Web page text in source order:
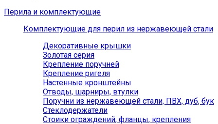
Перила и комплектующие
Комплектующие для перил из нержавеющей стали
Декоративные крышки
Золотая серия
Крепление поручней
Крепление ригеля
Настенные кронштейны
Отводы, шарниры, втулки
Поручни из нержавеющей стали, ПВХ, дуб, бук
Стеклодержатели
Стоики ограждений, фланцы, крепления